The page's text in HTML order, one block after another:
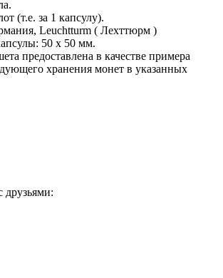
(т.е. за 1 капсулу).
Leuchtturm ( Лехттюрм )
50 х 50 мм.
предоставлена в качестве примера
хранения монет в указанных
друзьями: